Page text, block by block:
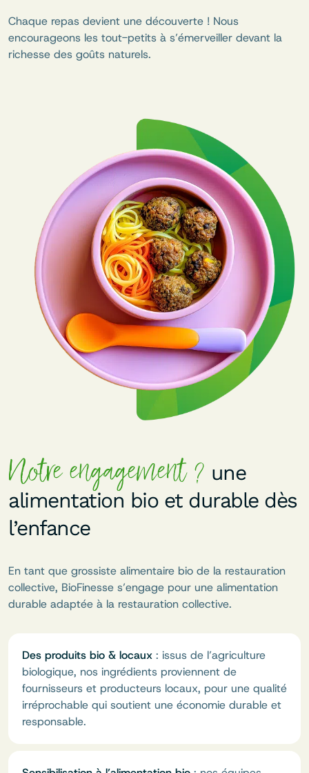
Chaque repas devient une découverte ! Nous
encourageons les tout-petits à s’émerveiller devant la
richesse des goûts naturels.
Notre engagement ? une
alimentation bio et durable dès
l’enfance
En tant que grossiste alimentaire bio de la restauration
collective, BioFinesse s’engage pour une alimentation
durable adaptée à la restauration collective.
Des produits bio & locaux : issus de l’agriculture
biologique, nos ingrédients proviennent de
fournisseurs et producteurs locaux, pour une qualité
irréprochable qui soutient une économie durable et
responsable.